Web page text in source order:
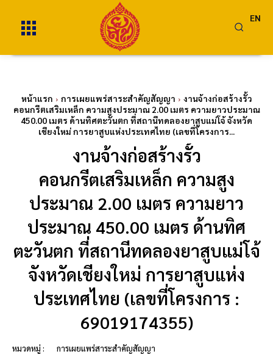
EN
หน้าแรก การเผยแพร่สาระสำคัญสัญญา
งานจ้างก่อสร้างรั้ว
คอนกรีตเสริมเหล็ก ความสูงประมาณ 2.00 เมตร ความยาวประมาณ
450.00 เมตร ด้านทิศตะวันตก ที่สถานีทดลองยาสูบแม่โจ้ จังหวัด
เชียงใหม่ การยาสูบแห่งประเทศไทย (เลขที่โครงการ...
งานจ้างก่อสร้างรั้ว
คอนกรีตเสริมเหล็ก ความสูง
ประมาณ 2.00 เมตร ความยาว
ประมาณ 450.00 เมตร ด้านทิศ
ตะวันตก ที่สถานีทดลองยาสูบแม่โจ้
จังหวัดเชียงใหม่ การยาสูบแห่ง
ประเทศไทย (เลขที่โครงการ :
69019174355)
หมวดหมู่ : การเผยแพร่สาระสำคัญสัญญา